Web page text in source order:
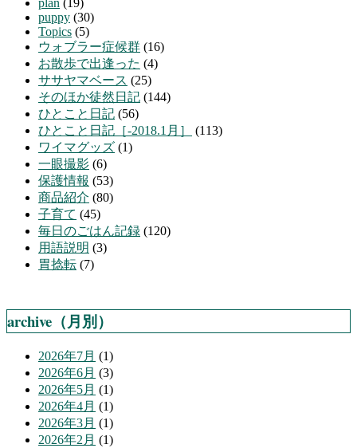
plan (19)
puppy (30)
Topics (5)
ウォブラー症候群 (16)
お散歩で出逢った (4)
ササヤマベース (25)
そのほか徒然日記 (144)
ひとこと日記 (56)
ひとこと日記［-2018.1月］
(113)
ワイマグッズ (1)
一眼撮影 (6)
保護情報 (53)
商品紹介 (80)
子育て (45)
毎日のごはん記録 (120)
用語説明 (3)
胃捻転 (7)
archive（月別）
2026年7月 (1)
2026年6月 (3)
2026年5月 (1)
2026年4月 (1)
2026年3月 (1)
2026年2月 (1)